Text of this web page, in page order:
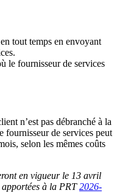
tout temps en envoyant
le fournisseur de services
n’est pas débranché à la
fournisseur de services peut
selon les mêmes coûts
en vigueur le 13 avril
à la PRT2026-